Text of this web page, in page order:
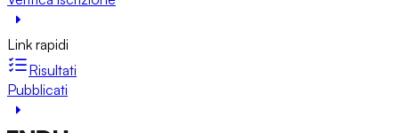
Link rapidi
Risultati
Pubblicati